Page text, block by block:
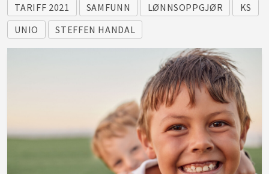
TARIFF 2021 SAMFUNN LØNNSOPPGJØR
KS
UNIO
STEFFEN HANDAL